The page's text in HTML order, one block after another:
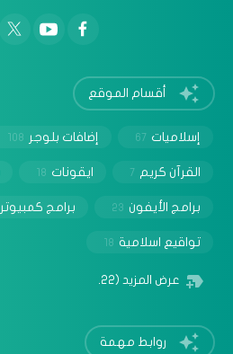
أقسام الموقع
إسلاميات 67 إضافات بلوجر 108
القرآن كريم 7 ايقونات 18
برامج الأيفون 23 برامج كمبيوتر
تواقيع اسلامية 18
عرض المزيد (22)
روابط مهمة